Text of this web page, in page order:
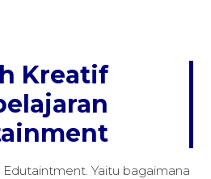
Kreatif
Yaitu bagaimana